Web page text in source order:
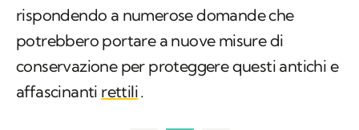
rispondendo a numerose domande che
potrebbero portare a nuove misure di
conservazione per proteggere questi antichi e
affascinanti rettili.